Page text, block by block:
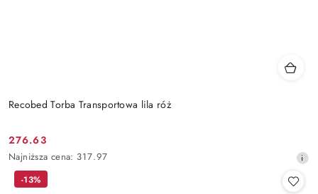
Recobed Torba Transportowa lila róż
Cena
promocyjna:
276.63
Najniższa
cena
Najniższa cena: 317.97
-13%